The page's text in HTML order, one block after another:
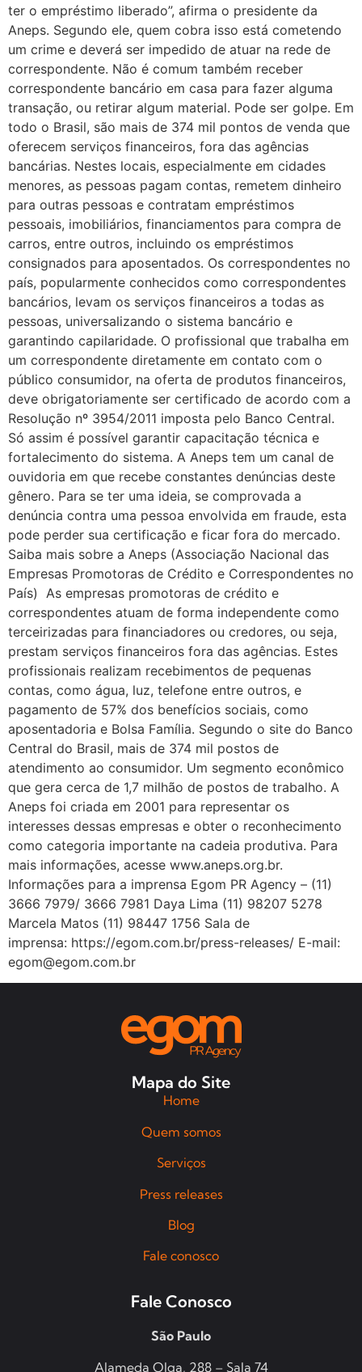
ter o empréstimo liberado”, afirma o presidente da
Aneps. Segundo ele, quem cobra isso está cometendo
um crime e deverá ser impedido de atuar na rede de
correspondente. Não é comum também receber
correspondente bancário em casa para fazer alguma
transação, ou retirar algum material. Pode ser golpe. Em
todo o Brasil, são mais de 374 mil pontos de venda que
oferecem serviços financeiros, fora das agências
bancárias. Nestes locais, especialmente em cidades
menores, as pessoas pagam contas, remetem dinheiro
para outras pessoas e contratam empréstimos
pessoais, imobiliários, financiamentos para compra de
carros, entre outros, incluindo os empréstimos
consignados para aposentados. Os correspondentes no
país, popularmente conhecidos como correspondentes
bancários, levam os serviços financeiros a todas as
pessoas, universalizando o sistema bancário e
garantindo capilaridade. O profissional que trabalha em
um correspondente diretamente em contato com o
público consumidor, na oferta de produtos financeiros,
deve obrigatoriamente ser certificado de acordo com a
Resolução nº 3954/2011 imposta pelo Banco Central.
Só assim é possível garantir capacitação técnica e
fortalecimento do sistema. A Aneps tem um canal de
ouvidoria em que recebe constantes denúncias deste
gênero. Para se ter uma ideia, se comprovada a
denúncia contra uma pessoa envolvida em fraude, esta
pode perder sua certificação e ficar fora do mercado.
Saiba mais sobre a Aneps (Associação Nacional das
Empresas Promotoras de Crédito e Correspondentes no
País) As empresas promotoras de crédito e
correspondentes atuam de forma independente como
terceirizadas para financiadores ou credores, ou seja,
prestam serviços financeiros fora das agências. Estes
profissionais realizam recebimentos de pequenas
contas, como água, luz, telefone entre outros, e
pagamento de 57% dos benefícios sociais, como
aposentadoria e Bolsa Família. Segundo o site do Banco
Central do Brasil, mais de 374 mil postos de
atendimento ao consumidor. Um segmento econômico
que gera cerca de 1,7 milhão de postos de trabalho. A
Aneps foi criada em 2001 para representar os
interesses dessas empresas e obter o reconhecimento
como categoria importante na cadeia produtiva. Para
mais informações, acesse www.aneps.org.br.
Informações para a imprensa Egom PR Agency – (11)
3666 7979/ 3666 7981 Daya Lima (11) 98207 5278
Marcela Matos (11) 98447 1756 Sala de
imprensa: https://egom.com.br/press-releases/ E-mail:
egom@egom.com.br
Mapa do Site
Home
Quem somos
Serviços
Press releases
Blog
Fale conosco
Fale Conosco
São Paulo
Alameda Olga, 288 – Sala 74